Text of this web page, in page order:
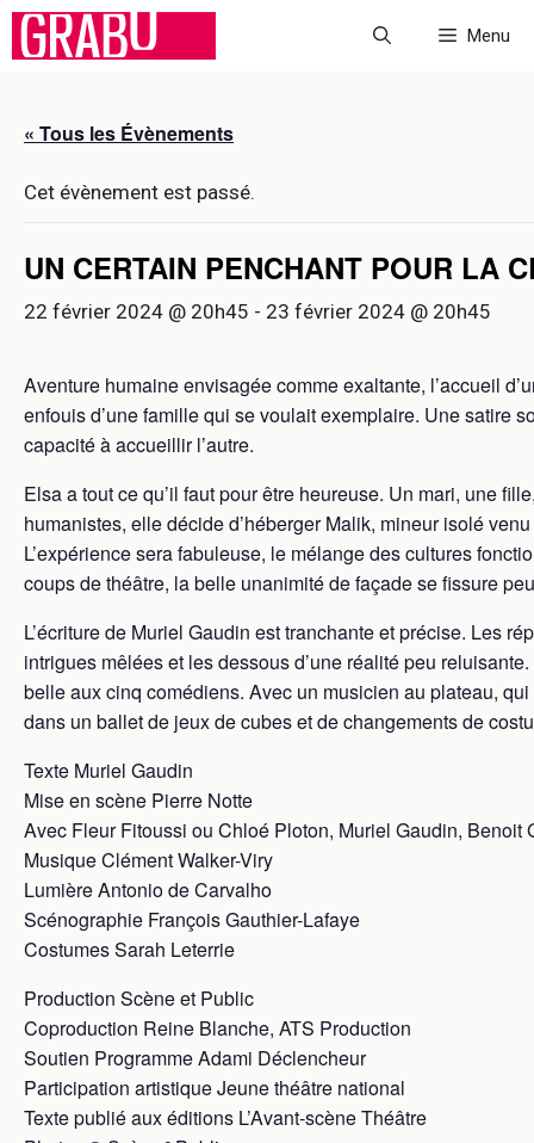
Aller
Menu
« Tous les Évènements
Cet évènement est passé.
UN CERTAIN PENCHANT POUR LA
22 février 2024 @ 20h45 - 23 février 2024 @ 20h45
Aventure humaine envisagée comme exaltante, l’accueil
enfouis d’une famille qui se voulait exemplaire. Une satire
capacité à accueillir l’autre.
Elsa a tout ce qu’il faut pour être heureuse. Un mari, une
humanistes, elle décide d’héberger Malik, mineur isolé
L’expérience sera fabuleuse, le mélange des cultures
coups de théâtre, la belle unanimité de façade se fissure
L’écriture de Muriel Gaudin est tranchante et précise. Les
intrigues mêlées et les dessous d’une réalité peu
belle aux cinq comédiens. Avec un musicien au plateau,
dans un ballet de jeux de cubes et de changements de
Texte Muriel Gaudin
Mise en scène Pierre Notte
Avec Fleur Fitoussi ou Chloé Ploton, Muriel Gaudin,
Musique Clément Walker-Viry
Lumière Antonio de Carvalho
Scénographie François Gauthier-Lafaye
Costumes Sarah Leterrie
Production Scène et Public
Coproduction Reine Blanche, ATS Production
Soutien Programme Adami Déclencheur
Participation artistique Jeune théâtre national
Texte publié aux éditions L’Avant-scène Théâtre